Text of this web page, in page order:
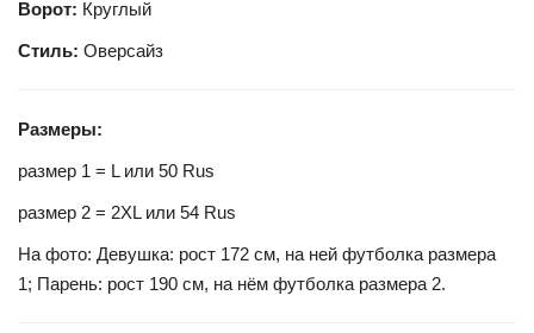
Ворот: Круглый
Стиль: Оверсайз
Размеры:
размер 1 = L или 50 Rus
размер 2 = 2XL или 54 Rus
На фото: Девушка: рост 172 см, на ней футболка размера
1; Парень: рост 190 см, на нём футболка размера 2.